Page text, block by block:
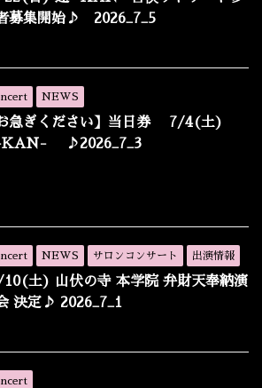
募集開始♪ 2026_7_5
NEWS
お急ぎください】当日券 7/4(土)
KAN- ♪2026_7_3
NEWS サロンコンサート 出演情報
10(土) 山伏の寺 本学院 弁財天奉納演
決定♪ 2026_7_1